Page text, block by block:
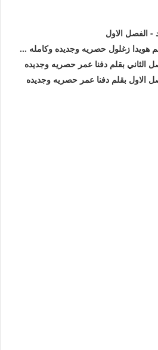
- الفصل الاول
زغلول حصريه وجديده وكامله جميع الفصول
الثاني بقلم دفنا عمر حصريه وجديده
الاول بقلم دفنا عمر حصريه وجديده